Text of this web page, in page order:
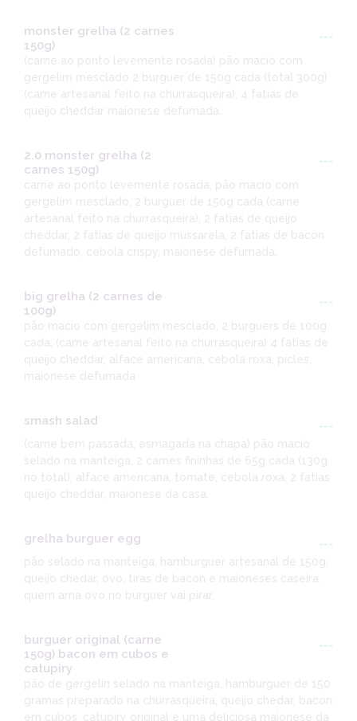
monster grelha (2 carnes
150g)
---
(carne ao ponto levemente rosada) pão macio com
gergelim mesclado 2 burguer de 150g cada (total 300g)
(carne artesanal feito na churrasqueira), 4 fatias de
queijo cheddar maionese defumada.
2.0 monster grelha (2
carnes 150g)
---
carne ao ponto levemente rosada, pão macio com
gergelim mesclado, 2 burguer de 150g cada (carne
artesanal feito na churrasqueira), 2 fatias de queijo
cheddar, 2 fatias de queijo mussarela, 2 fatias de bacon
defumado, cebola crispy, maionese defumada.
big grelha (2 carnes de
100g)
---
pão macio com gergelim mesclado, 2 burguers de 100g
cada, (carne artesanal feito na churrasqueira) 4 fatias de
queijo cheddar, alface americana, cebola roxa, picles,
smash salad
---
(carne bem passada, esmagada na chapa) pão macio
selado na manteiga, 2 carnes fininhas de 65g cada (130g
no total), alface americana, tomate, cebola roxa, 2 fatias
queijo cheddar, maionese da casa.
grelha burguer egg
---
pão selado na manteiga, hamburguer artesanal de 150g,
queijo chedar, ovo, tiras de bacon e maioneses caseira.
burguer original (carne
150g) bacon em cubos e
catupiry
---
pão de gergelin selado na manteiga, hamburguer de 150
gramas preparado na churrasqueira, queijo chedar, bacon
em cubos, catupiry original e uma deliciosa maionese da